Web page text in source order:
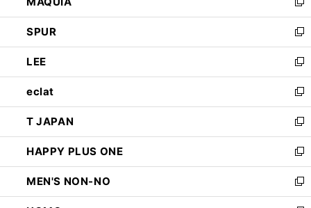
ド
ウ
で
開
く
ィ
ン
ド
ウ
で
開
く
い
ウ
ィ
ン
ド
ウ
で
開
く
新
し
い
ウ
ィ
ン
ド
ウ
で
開
く
SPUR
新
し
い
ウ
ィ
ン
ド
ウ
で
開
く
LEE
新
し
い
ウ
ィ
ン
ド
ウ
で
開
eclat
新
し
い
ウ
ィ
ン
ド
ウ
T JAPAN
新
し
い
ウ
ィ
ン
HAPPY PLUS ONE
新
し
い
ウ
MEN'S NON-NO
新
し